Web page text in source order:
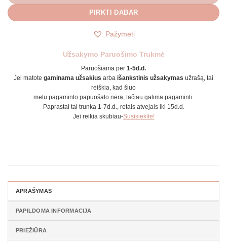
PIRKTI DABAR
Pažymėti
Užsakymo Paruošimo Trukmė
Paruošiama per 1-5d.d.
Jei matote gaminama užsakius arba išankstinis užsakymas užrašą, tai
reiškia, kad šiuo
metu pagaminto papuošalo nėra, tačiau galima pagaminti.
Paprastai tai trunka 1-7d.d., retais atvejais iki 15d.d.
Jei reikia skubiau-Susisiekite!
APRAŠYMAS
PAPILDOMA INFORMACIJA
PRIEŽIŪRA